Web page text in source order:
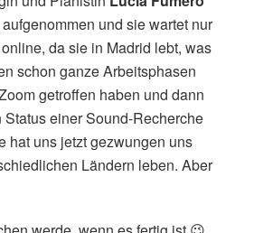
und sie wartet nur
da sie in Madrid lebt, was
schon ganze Arbeitsphasen
getroffen haben und dann
einer Sound-Recherche
hat uns jetzt gezwungen uns
Ländern leben. Aber